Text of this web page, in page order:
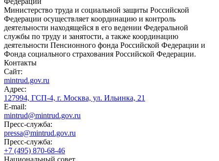
Министерство труда и социальной защиты Российской
Федерации осуществляет координацию и контроль
деятельности находящейся в его ведении Федеральной
службы по труду и занятости, а также координацию
деятельности Пенсионного фонда Российской Федерации и
Фонда социального страхования Российской Федерации.
Контакты
Сайт:
mintrud.gov.ru
Адрес:
127994, ГСП-4, г. Москва, ул. Ильинка, 21
E-mail:
mintrud@mintrud.gov.ru
Пресс-служба:
pressa@mintrud.gov.ru
Пресс-служба:
+7 (495) 870-68-46
Национальный совет